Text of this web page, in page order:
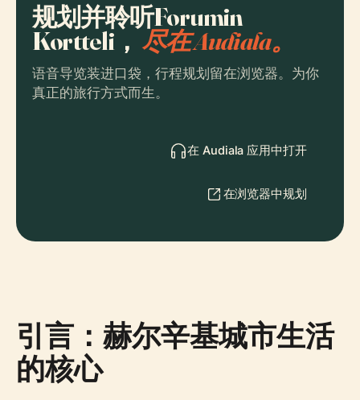
规划并聆听Forumin
Kortteli，尽在 Audiala。
语音导览装进口袋，行程规划留在浏览器。为你
真正的旅行方式而生。
在 Audiala 应用中打开
在浏览器中规划
引言：赫尔辛基城市生活
的核心